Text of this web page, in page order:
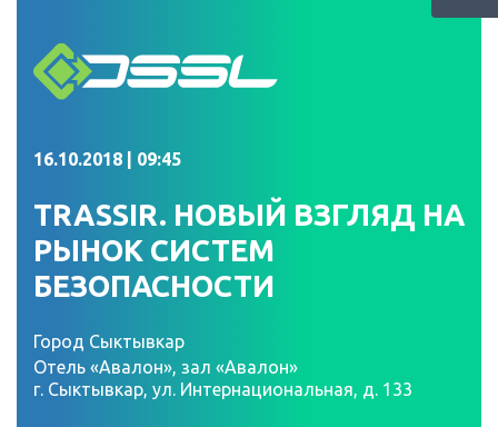
16.10.2018 | 09:45
TRASSIR. НОВЫЙ ВЗГЛЯД НА
РЫНОК СИСТЕМ
БЕЗОПАСНОСТИ
Город Сыктывкар
Отель «Авалон», зал «Авалон»
г. Сыктывкар, ул. Интернациональная, д. 133